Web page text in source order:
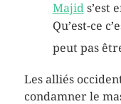
Majid s’est
Qu’est-ce
peut pas
Les alliés
condamner le